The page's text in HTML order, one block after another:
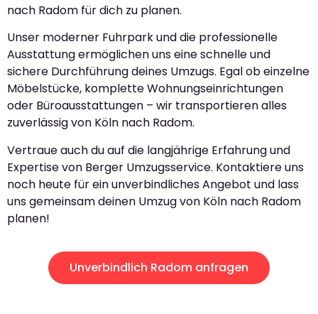
nach Radom für dich zu planen.
Unser moderner Fuhrpark und die professionelle
Ausstattung ermöglichen uns eine schnelle und
sichere Durchführung deines Umzugs. Egal ob einzelne
Möbelstücke, komplette Wohnungseinrichtungen
oder Büroausstattungen – wir transportieren alles
zuverlässig von Köln nach Radom.
Vertraue auch du auf die langjährige Erfahrung und
Expertise von Berger Umzugsservice. Kontaktiere uns
noch heute für ein unverbindliches Angebot und lass
uns gemeinsam deinen Umzug von Köln nach Radom
planen!
Unverbindlich Radom anfragen